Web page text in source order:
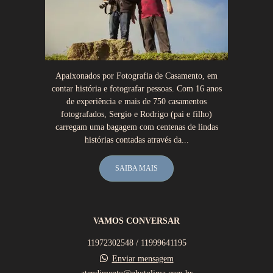
Apaixonados por Fotografia de Casamento, em
contar história e fotografar pessoas. Com 16 anos
de experiência e mais de 750 casamentos
fotografados, Sergio e Rodrigo (pai e filho)
carregam uma bagagem com centenas de lindas
histórias contadas através da...
SAIBA MAIS
VAMOS CONVERSAR
11972302548 / 11999641195
Enviar mensagem